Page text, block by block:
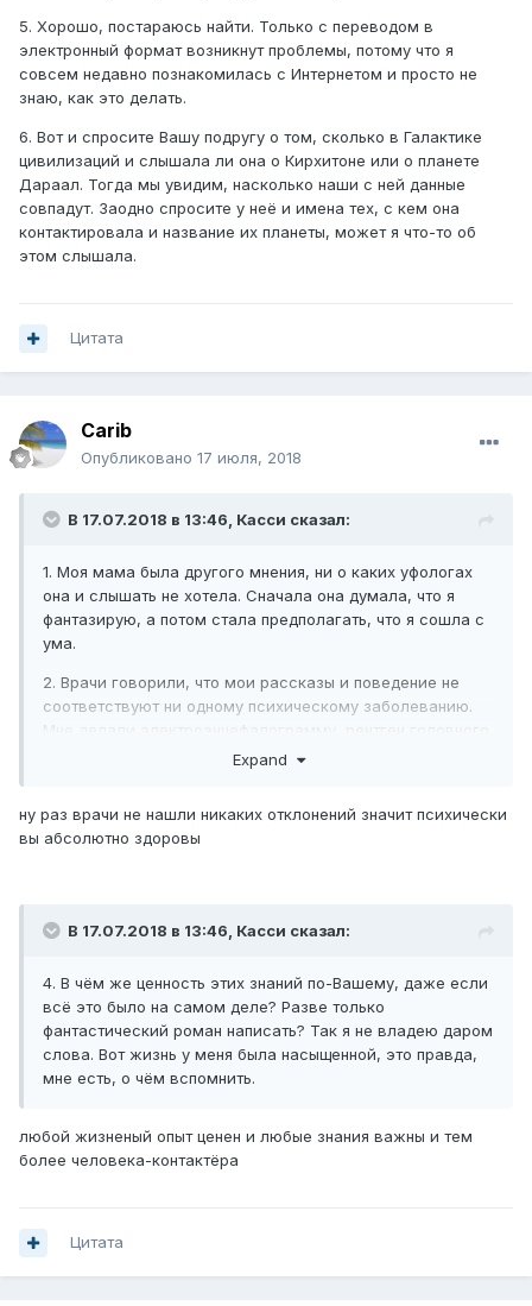
5. Хорошо, постараюсь найти. Только с переводом в
электронный формат возникнут проблемы, потому что я
совсем недавно познакомилась с Интернетом и просто не
знаю, как это делать.
6. Вот и спросите Вашу подругу о том, сколько в Галактике
цивилизаций и слышала ли она о Кирхитоне или о планете
Дараал. Тогда мы увидим, насколько наши с ней данные
совпадут. Заодно спросите у неё и имена тех, с кем она
контактировала и название их планеты, может я что-то об
этом слышала.
Цитата
Carib
Опубликовано 17 июля, 2018
В 17.07.2018 в 13:46, Касси сказал:
1. Моя мама была другого мнения, ни о каких уфологах
она и слышать не хотела. Сначала она думала, что я
фантазирую, а потом стала предполагать, что я сошла с
ума.
2. Врачи говорили, что мои рассказы и поведение не
соответствуют ни одному психическому заболеванию.
Мне делали электроэнцефалограмму, рентген головного
мозга, пункции спинномозговой жидкости и брали
Тесты тоже ничего особенного не показывали. Доходило
Expand
ну раз врачи не нашли никаких отклонений значит психически
вы абсолютно здоровы
В 17.07.2018 в 13:46, Касси сказал:
4. В чём же ценность этих знаний по-Вашему, даже если
всё это было на самом деле? Разве только
фантастический роман написать? Так я не владею даром
слова. Вот жизнь у меня была насыщенной, это правда,
мне есть, о чём вспомнить.
любой жизненый опыт ценен и любые знания важны и тем
более человека-контактёра
Цитата